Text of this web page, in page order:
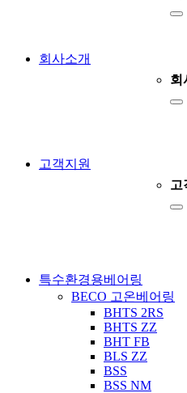
회사소개
회
고객지원
고
특수환경용베어링
BECO 고온베어링
BHTS 2RS
BHTS ZZ
BHT FB
BLS ZZ
BSS
BSS NM